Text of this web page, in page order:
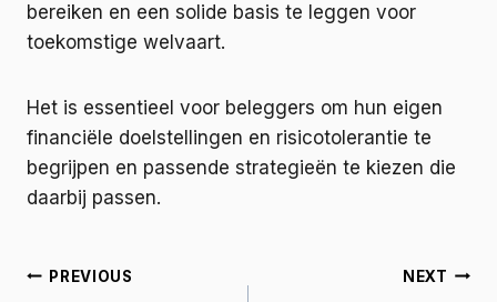
bereiken en een solide basis te leggen voor
toekomstige welvaart.
Het is essentieel voor beleggers om hun eigen
financiële doelstellingen en risicotolerantie te
begrijpen en passende strategieën te kiezen die
daarbij passen.
PREVIOUS NEXT